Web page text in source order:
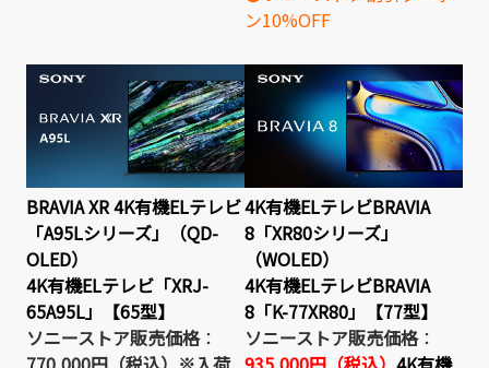
ン10%OFF
BRAVIA XR 4K有機ELテレビ
「A95Lシリーズ」（QD-
OLED）
4K有機ELテレビ「XRJ-
65A95L」【65型】
ソニーストア販売価格：
4K有機ELテレビBRAVIA
8「XR80シリーズ」
（WOLED）
4K有機ELテレビBRAVIA
8「K-77XR80」【77型】
ソニーストア販売価格：